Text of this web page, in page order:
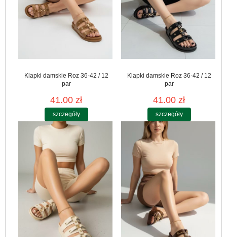
Klapki damskie Roz 36-42 / 12
par
41.00 zł
szczegóły
Klapki damskie Roz 36-42 / 12
par
41.00 zł
szczegóły